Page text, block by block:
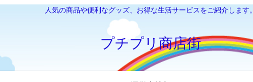
人気の商品や便利なグッズ、お得な生活サービスをご紹介します。
プチプリ商店街